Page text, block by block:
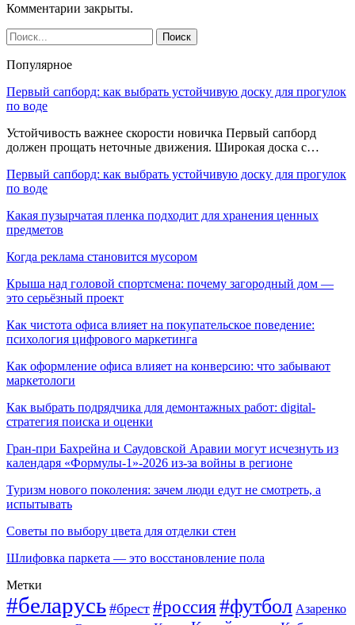
Комментарии закрыты.
Популярное
Первый сапборд: как выбрать устойчивую доску для прогулок
по воде
Устойчивость важнее скорости новичка Первый сапборд
должен прощать неточные движения. Широкая доска с…
Первый сапборд: как выбрать устойчивую доску для прогулок
по воде
Какая пузырчатая пленка подходит для хранения ценных
предметов
Когда реклама становится мусором
Крыша над головой спортсмена: почему загородный дом —
это серьёзный проект
Как чистота офиса влияет на покупательское поведение:
психология цифрового маркетинга
Как оформление офиса влияет на конверсию: что забывают
маркетологи
Как выбрать подрядчика для демонтажных работ: digital-
стратегия поиска и оценки
Гран-при Бахрейна и Саудовской Аравии могут исчезнуть из
календаря «Формулы-1»-2026 из-за войны в регионе
Туризм нового поколения: зачем люди едут не смотреть, а
испытывать
Советы по выбору цвета для отделки стен
Шлифовка паркета — это восстановление пола
Метки
#беларусь #брест #россия#футбол Азаренко